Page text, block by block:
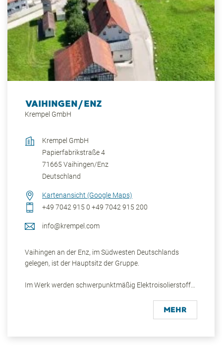
VAIHINGEN/ENZ
Krempel GmbH
Krempel GmbH
Papierfabrikstraße 4
71665 Vaihingen/Enz
Deutschland
Kartenansicht (Google Maps)
+49 7042 915 0 +49 7042 915 200
info@krempel.com
Vaihingen an der Enz, im Südwesten Deutschlands
gelegen, ist der Hauptsitz der Gruppe.
Im Werk werden schwerpunktmäßig Elektroisolierstoffe
Auf rund 25.000 qm kommen moderne Senkrecht-,
Etagen- und Formteilpressen zum Einsatz. Im Bereich
MEHR